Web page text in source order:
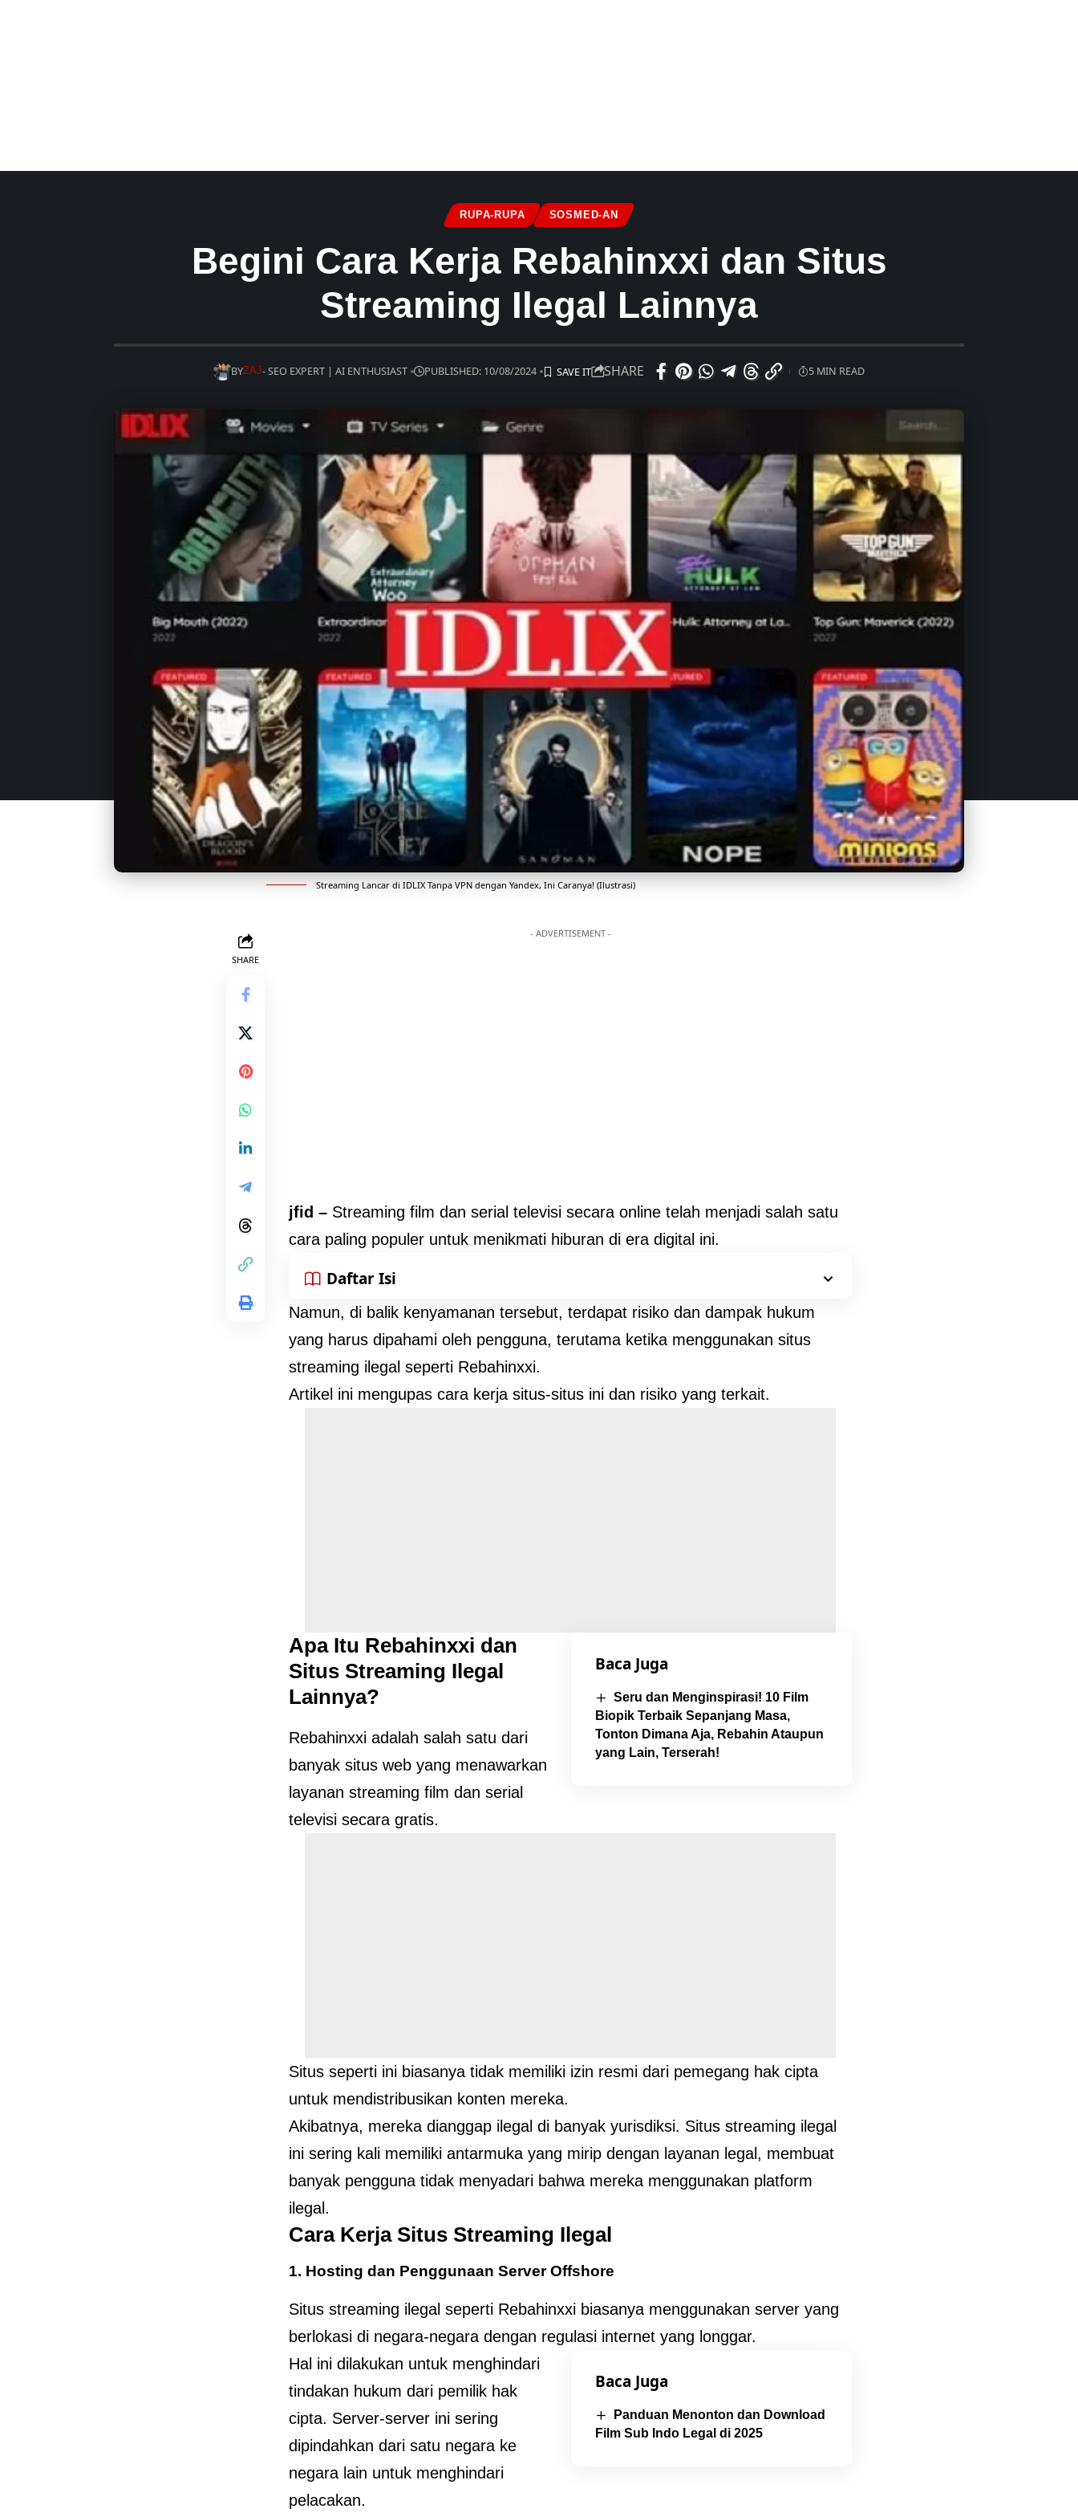
RUPA-RUPA SOSMED-AN
Begini Cara Kerja Rebahinxxi dan Situs
Streaming Ilegal Lainnya
BYZAJ- SEO EXPERT | AI ENTHUSIAST PUBLISHED: 10/08/2024 SHARE 5 MIN READ
Streaming Lancar di IDLIX Tanpa VPN dengan Yandex, Ini Caranya! (Ilustrasi)
SHARE
- ADVERTISEMENT -
jfid – Streaming film dan serial televisi secara online telah menjadi salah satu
cara paling populer untuk menikmati hiburan di era digital ini.
Daftar Isi
Namun, di balik kenyamanan tersebut, terdapat risiko dan dampak hukum
yang harus dipahami oleh pengguna, terutama ketika menggunakan situs
streaming ilegal seperti Rebahinxxi.
Artikel ini mengupas cara kerja situs-situs ini dan risiko yang terkait.
Baca Juga
Seru dan Menginspirasi! 10 Film
Biopik Terbaik Sepanjang Masa,
Tonton Dimana Aja, Rebahin Ataupun
yang Lain, Terserah!
Apa Itu Rebahinxxi dan
Situs Streaming Ilegal
Lainnya?
Rebahinxxi adalah salah satu dari
banyak situs web yang menawarkan
layanan streaming film dan serial
televisi secara gratis.
Situs seperti ini biasanya tidak memiliki izin resmi dari pemegang hak cipta
untuk mendistribusikan konten mereka.
Akibatnya, mereka dianggap ilegal di banyak yurisdiksi. Situs streaming ilegal
ini sering kali memiliki antarmuka yang mirip dengan layanan legal, membuat
banyak pengguna tidak menyadari bahwa mereka menggunakan platform
ilegal.
Cara Kerja Situs Streaming Ilegal
1. Hosting dan Penggunaan Server Offshore
Situs streaming ilegal seperti Rebahinxxi biasanya menggunakan server yang
berlokasi di negara-negara dengan regulasi internet yang longgar.
Baca Juga
Panduan Menonton dan Download
Film Sub Indo Legal di 2025
Hal ini dilakukan untuk menghindari
tindakan hukum dari pemilik hak
cipta. Server-server ini sering
dipindahkan dari satu negara ke
negara lain untuk menghindari
pelacakan.